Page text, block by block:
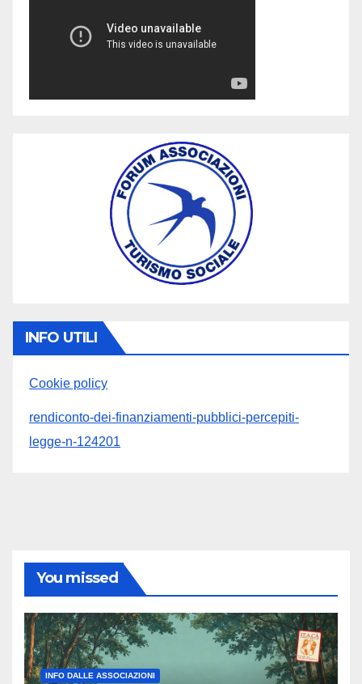
INFO UTILI
Cookie policy
rendiconto-dei-finanziamenti-pubblici-percepiti-
legge-n-124201
You missed
INFO DALLE ASSOCIAZIONI